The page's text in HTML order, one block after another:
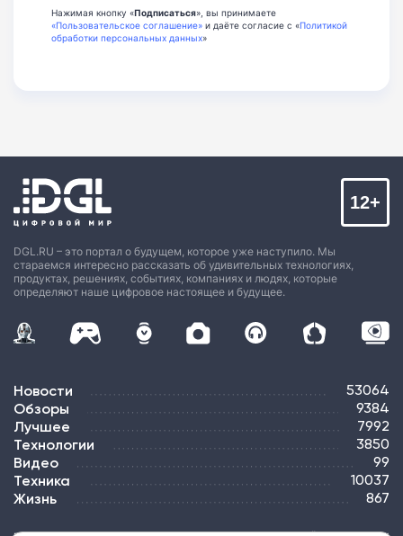
Нажимая кнопку «Подписаться», вы принимаете
«Пользовательское соглашение» и даёте согласие с «Политикой
обработки персональных данных»
DGL.RU – это портал о будущем, которое уже наступило. Мы
стараемся интересно рассказать об удивительных технологиях,
продуктах, решениях, событиях, компаниях и людях, которые
определяют наше цифровое настоящее и будущее.
12+
Новости 53064
Обзоры 9384
Лучшее 7992
Технологии 3850
Видео 99
Техника 10037
Жизнь 867